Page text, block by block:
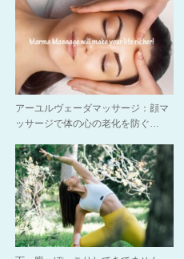
アーユルヴェーダマッサージ：顔マ
ッサージで体の心の老化を防ぐ…